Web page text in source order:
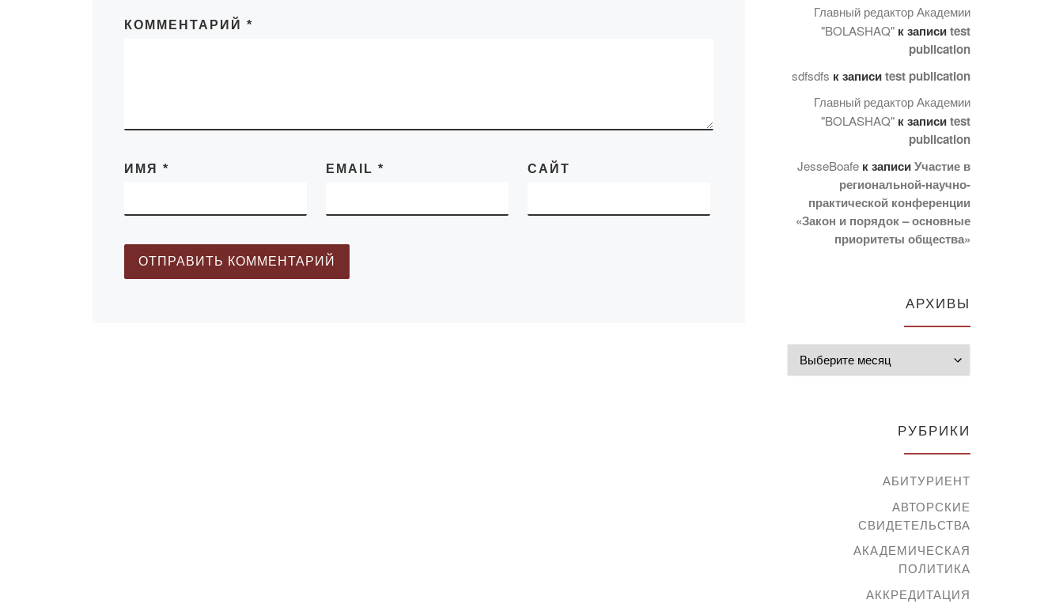
интереса молодежи к
истории города на
примере […]
КОММЕНТАРИЙ *
ИМЯ * EMAIL * САЙТ
Главный редактор Академии
"BOLASHAQ" к записиtest
publication
sdfsdfs к записиtest publication
Главный редактор Академии
"BOLASHAQ" к записиtest
publication
JesseBoafe к записиУчастие в
региональной-научно-
практической конференции
«Закон и порядок – основные
приоритеты общества»
АРХИВЫ
РУБРИКИ
АБИТУРИЕНТ
АВТОРСКИЕ
СВИДЕТЕЛЬСТВА
АКАДЕМИЧЕСКАЯ
ПОЛИТИКА
АККРЕДИТАЦИЯ